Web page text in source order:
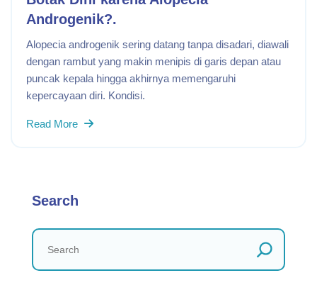
Androgenik?.
Alopecia androgenik sering datang tanpa disadari, diawali
dengan rambut yang makin menipis di garis depan atau
puncak kepala hingga akhirnya memengaruhi
kepercayaan diri. Kondisi.
Read More
Search